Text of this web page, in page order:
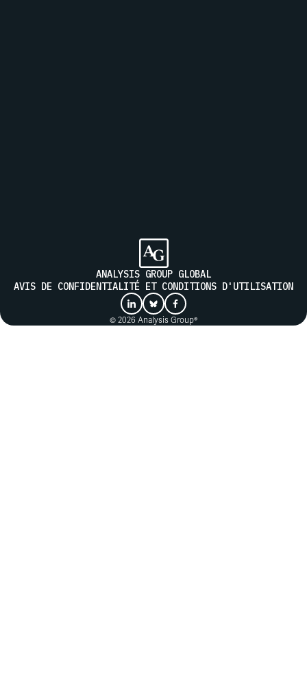
ANALYSIS GROUP GLOBAL
AVIS DE CONFIDENTIALITÉ ET CONDITIONS D'UTILISATION
© 2026 Analysis Group®